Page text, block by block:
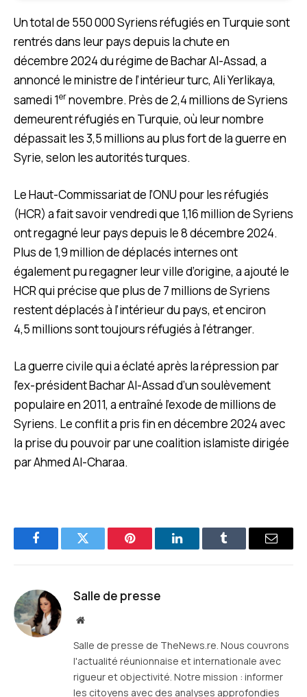
Un total de 550 000 Syriens réfugiés en Turquie sont
rentrés dans leur pays depuis la chute en
décembre 2024 du régime de Bachar Al-Assad, a
annoncé le ministre de l’intérieur turc, Ali Yerlikaya,
samedi 1ernovembre. Près de 2,4 millions de Syriens
demeurent réfugiés en Turquie, où leur nombre
dépassait les 3,5 millions au plus fort de la guerre en
Syrie, selon les autorités turques.
Le Haut-Commissariat de l’ONU pour les réfugiés
(HCR) a fait savoir vendredi que 1,16 million de Syriens
ont regagné leur pays depuis le 8 décembre 2024.
Plus de 1,9 million de déplacés internes ont
également pu regagner leur ville d’origine, a ajouté le
HCR qui précise que plus de 7 millions de Syriens
restent déplacés à l’intérieur du pays, et enciron
4,5 millions sont toujours réfugiés à l’étranger.
La guerre civile qui a éclaté après la répression par
l’ex-président Bachar Al-Assad d’un soulèvement
populaire en 2011, a entraîné l’exode de millions de
Syriens. Le conflit a pris fin en décembre 2024 avec
la prise du pouvoir par une coalition islamiste dirigée
par Ahmed Al-Charaa.
FacebookTwitter Pinterest LinkedInTumblr
E-
Salle de presse
Site
Salle de presse de TheNews.re. Nous couvrons
l'actualité réunionnaise et internationale avec
rigueur et objectivité. Notre mission : informer
les citoyens avec des analyses approfondies